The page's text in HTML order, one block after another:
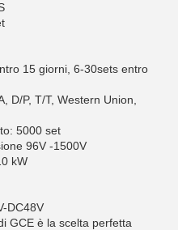
15 giorni, 6-30sets entro
D/P, T/T, Western Union,
5000 set
96V -1500V
kW
DC48V
GCE è la scelta perfetta